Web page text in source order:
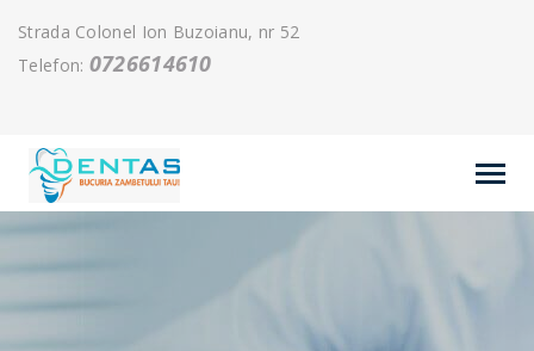
Strada Colonel Ion Buzoianu, nr 52
Telefon: 0726614610